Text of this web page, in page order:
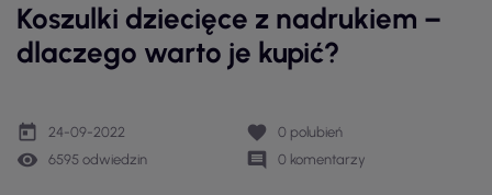
Koszulki dziecięce z nadrukiem –
dlaczego warto je kupić?
today 24-09-2022 favorite 0 polubień
remove_red_eye 6595 odwiedzin comment 0 komentarzy